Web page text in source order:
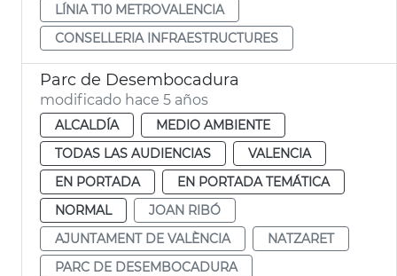
LÍNIA T10 METROVALENCIA
CONSELLERIA INFRAESTRUCTURES
Parc de Desembocadura
modificado hace 5 años
ALCALDÍA
MEDIO AMBIENTE
TODAS LAS AUDIENCIAS
VALENCIA
EN PORTADA
EN PORTADA TEMÁTICA
NORMAL
JOAN RIBÓ
AJUNTAMENT DE VALÈNCIA
NATZARET
PARC DE DESEMBOCADURA